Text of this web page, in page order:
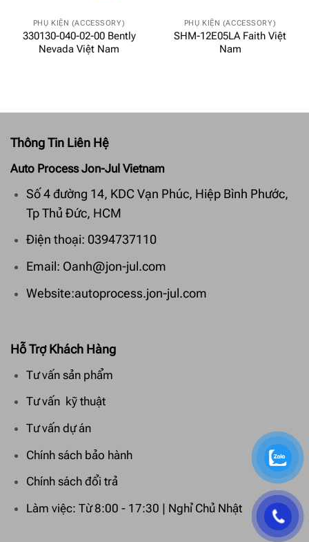
PHỤ KIỆN (ACCESSORY)
330130-040-02-00 Bently
Nevada Việt Nam
PHỤ KIỆN (ACCESSORY)
SHM-12E05LA Faith Việt
Nam
Thông Tin Liên Hệ
Auto Process Jon-Jul Vietnam
Số 4 đường 14, KDC Vạn Phúc, Hiệp Bình Phước,
Tp Thủ Đức, HCM
Điện thoại: 0394737110
Email: Oanh@jon-jul.com
Website:autoprocess.jon-jul.com
Hỗ Trợ Khách Hàng
Tư vấn sản phẩm
Tư vấn kỹ thuật
Tư vấn dự án
Chính sách bảo hành
Chính sách đổi trả
Làm việc: Từ 8:00 - 17:30 | Nghỉ Chủ Nhật